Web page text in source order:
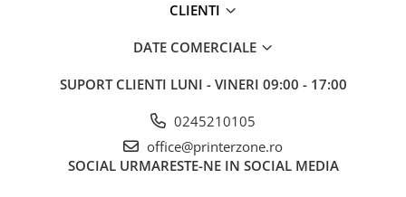
Filament imprimanta 3D
CLIENTI
DATE COMERCIALE
SUPORT CLIENTI LUNI - VINERI 09:00 - 17:00
0245210105
office@printerzone.ro
SOCIAL URMARESTE-NE IN SOCIAL MEDIA